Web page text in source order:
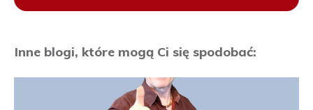
Inne blogi, które mogą Ci się spodobać: